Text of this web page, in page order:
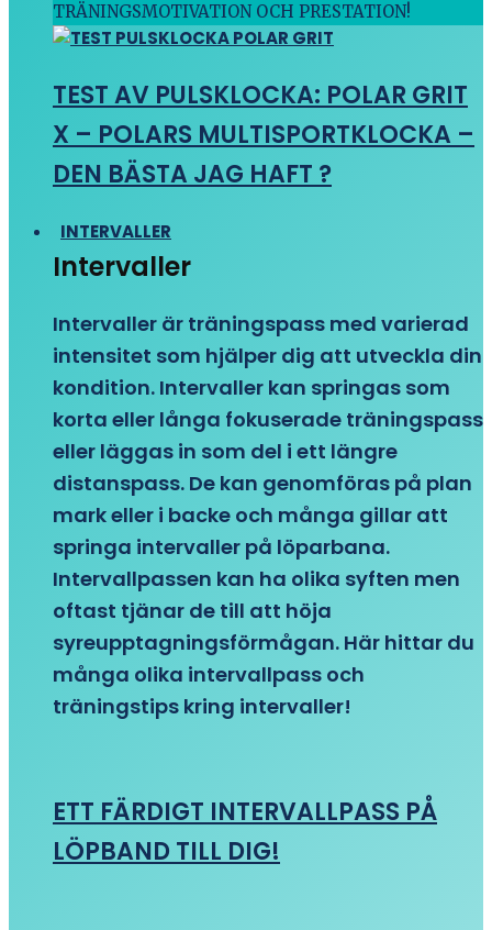
TRÄNINGSMOTIVATION OCH PRESTATION!
TEST AV PULSKLOCKA: POLAR GRIT
X – POLARS MULTISPORTKLOCKA –
DEN BÄSTA JAG HAFT ?
INTERVALLER
Intervaller
Intervaller är träningspass med varierad
intensitet som hjälper dig att utveckla din
kondition. Intervaller kan springas som
korta eller långa fokuserade träningspass
eller läggas in som del i ett längre
distanspass. De kan genomföras på plan
mark eller i backe och många gillar att
springa intervaller på löparbana.
Intervallpassen kan ha olika syften men
oftast tjänar de till att höja
syreupptagningsförmågan. Här hittar du
många olika intervallpass och
träningstips kring intervaller!
ETT FÄRDIGT INTERVALLPASS PÅ
LÖPBAND TILL DIG!